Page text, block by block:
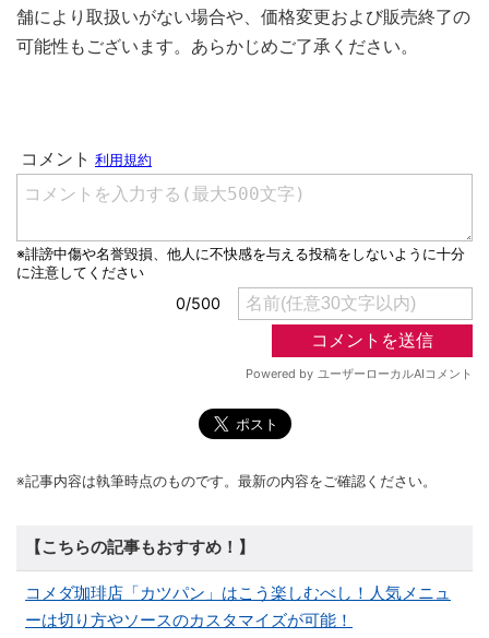
舗により取扱いがない場合や、価格変更および販売終了の
可能性もございます。あらかじめご了承ください。
※記事内容は執筆時点のものです。最新の内容をご確認ください。
【こちらの記事もおすすめ！】
コメダ珈琲店「カツパン」はこう楽しむべし！人気メニュ
ーは切り方やソースのカスタマイズが可能！